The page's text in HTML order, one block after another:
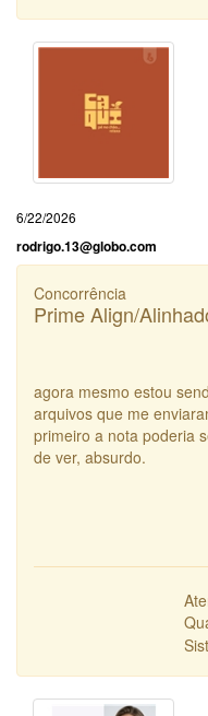
6/22/2026
rodrigo.13@globo.com
Concorrência
Prime Align/
agora mesmo estou
arquivos que me
primeiro a nota poderia
de ver, absurdo.